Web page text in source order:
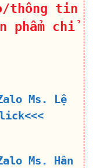
thông tin
phẩm chỉ
Ms. Lệ
Ms. Hân